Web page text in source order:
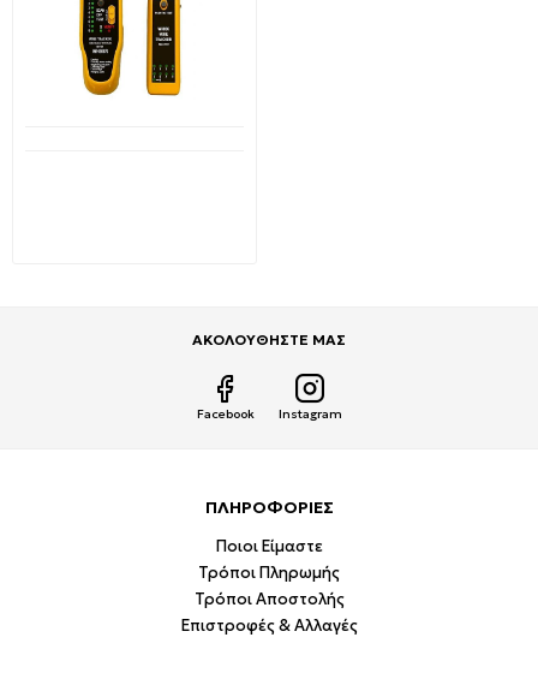
ΑΚΟΛΟΥΘΗΣΤΕ ΜΑΣ
Facebook Instagram
ΠΛΗΡΟΦΟΡΙΕΣ
Ποιοι Είμαστε
Τρόποι Πληρωμής
Τρόποι Αποστολής
Επιστροφές & Αλλαγές